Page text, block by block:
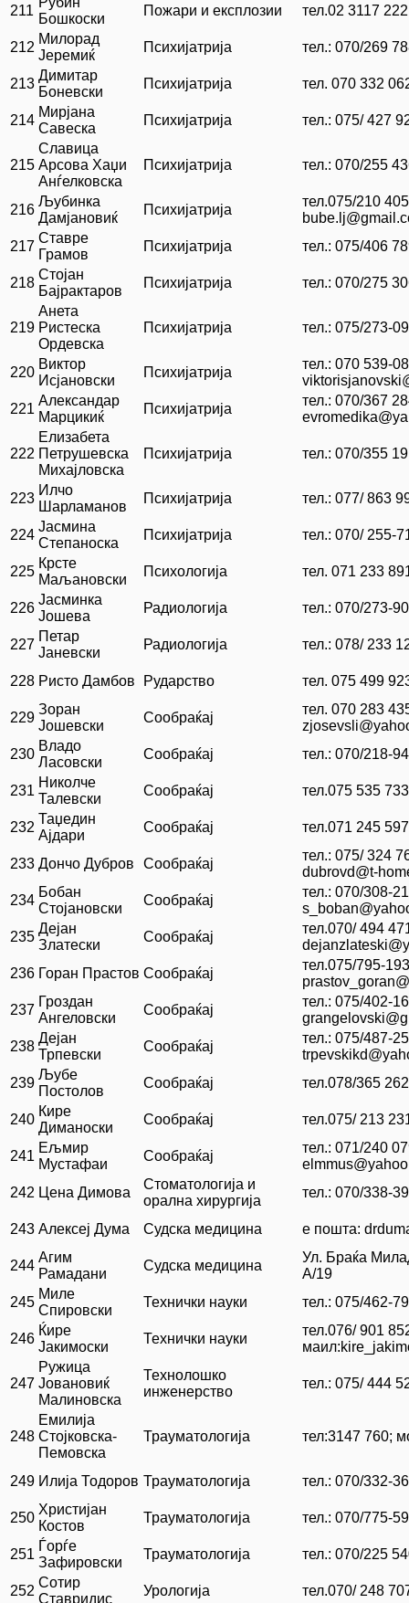
211
Бошкоски
Пожари и експлозии тел.02 3117 222
212
Милорад
Јеремиќ
Психијатрија тел.: 070/269
213
Димитар
Боневски
Психијатрија тел. 070 332
214
Мирјана
Савеска
Психијатрија тел.: 075/ 427
215
Славица
Арсова Хаџи
Анѓелковска
Психијатрија тел.: 070/255
216
Љубинка
Дамјановиќ
Психијатрија
тел.075/210
217
Ставре
Грамов
Психијатрија тел.: 075/406
218
Стојан
Бајрактаров
Психијатрија тел.: 070/275
219
Анета
Ристеска
Ордевска
Психијатрија тел.: 075/273-
220
Виктор
Исјановски
Психијатрија
тел.: 070 539-
221
Александар
Марцикиќ
Психијатрија
тел.: 070/367
222
Елизабета
Петрушевска
Михајловска
Психијатрија тел.: 070/355
223
Илчо
Шарламанов
Психијатрија тел.: 077/ 863
224
Јасмина
Степаноска
Психијатрија тел.: 070/ 255-
225
Крсте
Маљановски
Психологија тел. 071 233
226
Јасминка
Јошева
Радиологија тел.: 070/273-
227
Петар
Јаневски
Радиологија тел.: 078/ 233
228 Ристо Дамбов Рударство тел. 075 499
229
Зоран
Јошевски
Сообраќај
тел. 070 283
230
Владо
Ласовски
Сообраќај тел.: 070/218-
231
Николче
Талевски
Сообраќај тел.075 535 733
232
Таџедин
Ајдари
Сообраќај тел.071 245 597
233 Дончо Дубров Сообраќај
тел.: 075/ 324
dubrovd@t-
234
Бобан
Стојановски
Сообраќај
тел.: 070/308-
235
Дејан
Златески
Сообраќај
тел.070/ 494
236 Горан Прастов Сообраќај
тел.075/795-
237
Гроздан
Ангеловски
Сообраќај
тел.: 075/402-
238
Дејан
Трпевски
Сообраќај
тел.: 075/487-
239
Љубе
Постолов
Сообраќај тел.078/365 262
240
Кире
Диманоски
Сообраќај тел.075/ 213
241
Ељмир
Мустафаи
Сообраќај
тел.: 071/240
242 Цена Димова
Стоматологија и
орална хирургија
тел.: 070/338-
243 Алексеј Дума Судска медицина е пошта:
244
Агим
Рамадани
Судска медицина
Ул. Браќа
А/19
245
Миле
Спировски
Технички науки тел.: 075/462-
246
Ќире
Јакимоски
Технички науки
тел.076/ 901
247
Ружица
Јовановиќ
Малиновска
Технолошко
инженерство
тел.: 075/ 444
248
Емилија
Стојковска-
Пемовска
Трауматологија тел:3147 760;
249 Илија Тодоров Трауматологија тел.: 070/332-
250
Христијан
Костов
Трауматологија тел.: 070/775-
251
Ѓорѓе
Зафировски
Трауматологија тел.: 070/225
252
Сотир
Ставридис
Урологија тел.070/ 248